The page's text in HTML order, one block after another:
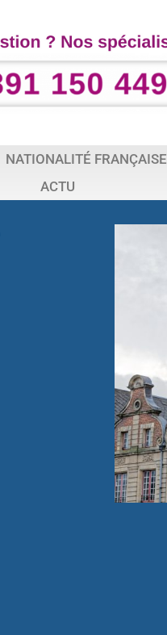
NATIONALITÉ FRANÇAISE
ACTU